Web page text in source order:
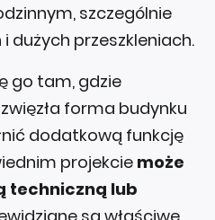
szczególnie
dużych przeszkleniach.
go tam, gdzie
forma budynku
dodatkową funkcję
projekcie może
techniczną lub